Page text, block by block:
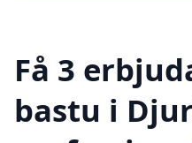
Få 3
bastu i